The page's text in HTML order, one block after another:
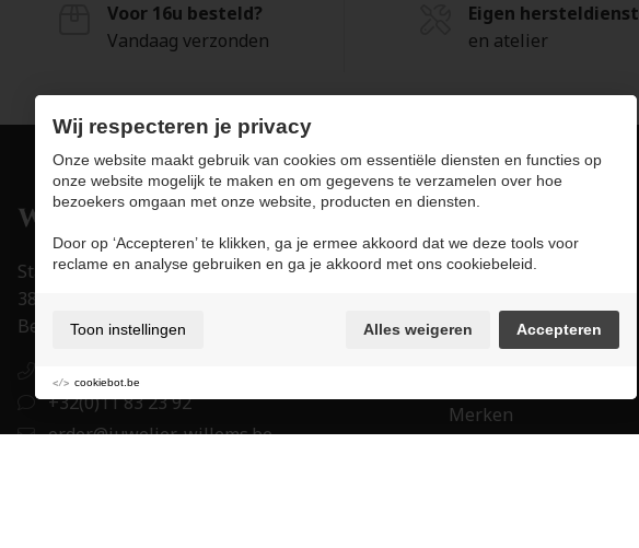
Voor 16u besteld?
Vandaag verzonden
Eigen hersteldienst
en atelier
Stapelstraat 15-17
3800 Sint-Truiden
België
+32(0)11 83 23 92
order@juwelier-willems.be
Producten
Juwelen
Accessoires
Trouwringen
Merken
Wij respecteren je privacy
Onze website maakt gebruik van cookies om essentiële diensten en functies op
onze website mogelijk te maken en om gegevens te verzamelen over hoe
bezoekers omgaan met onze website, producten en diensten.
Door op ‘Accepteren’ te klikken, ga je ermee akkoord dat we deze tools voor
reclame en analyse gebruiken en ga je akkoord met ons cookiebeleid.
Toon instellingen Alles weigeren Accepteren
cookiebot.be